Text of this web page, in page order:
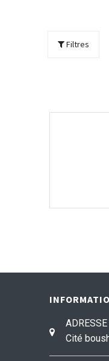
Filtres
ADRESSE
Cité